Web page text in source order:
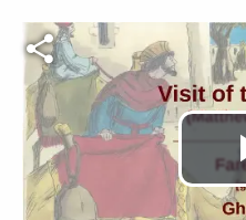
Fichier vidéo